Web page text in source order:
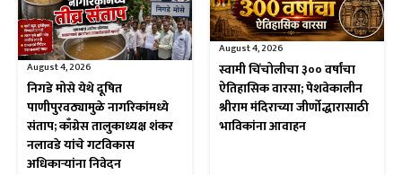
August 4, 2026
निगडे मोसे येथे दूषित
पाणीपुरवठ्यामुळे नागरिकांमध्ये
संताप; काँग्रेस तालुकाध्यक्ष शंकर
नलावडे यांचे गटविकास
अधिकाऱ्यांना निवेदन
August 4, 2026
स्वामी चिंचोलीचा ३०० वर्षांचा
ऐतिहासिक वारसा; पेशवेकालीन
श्रीराम मंदिराच्या जीर्णोद्धारासाठी
भाविकांना आवाहन